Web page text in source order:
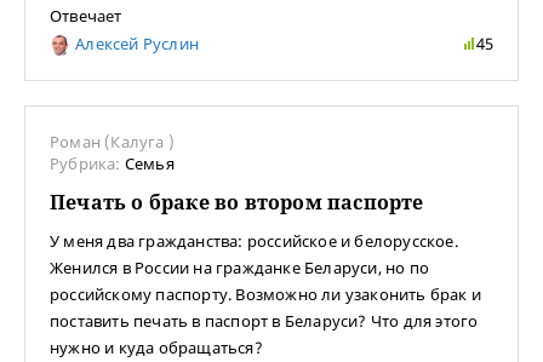
Отвечает
Алексей Руслин
45
Роман (Калуга )
Рубрика: Семья
Печать о браке во втором паспорте
У меня два гражданства: российское и белорусское.
Женился в России на гражданке Беларуси, но по
российскому паспорту. Возможно ли узаконить брак и
поставить печать в паспорт в Беларуси? Что для этого
нужно и куда обращаться?